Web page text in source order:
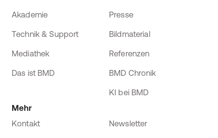
Akademie
Technik & Support
Mediathek
Das ist BMD
Presse
Bildmaterial
Referenzen
BMD Chronik
KI bei BMD
Mehr
Kontakt
Newsletter